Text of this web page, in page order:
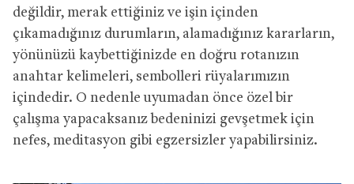
değildir, merak ettiğiniz ve işin içinden
çıkamadığınız durumların, alamadığınız kararların,
yönünüzü kaybettiğinizde en doğru rotanızın
anahtar kelimeleri, sembolleri rüyalarımızın
içindedir. O nedenle uyumadan önce özel bir
çalışma yapacaksanız bedeninizi gevşetmek için
nefes, meditasyon gibi egzersizler yapabilirsiniz.